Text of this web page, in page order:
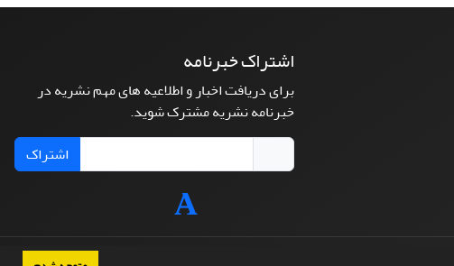
اشتراک خبرنامه
برای دریافت اخبار و اطلاعیه های مهم نشریه در
خبرنامه نشریه مشترک شوید.
اشتراک